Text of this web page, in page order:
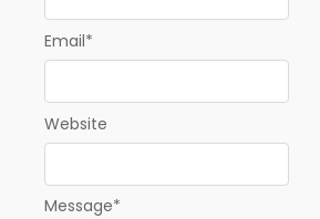
Message*
Email*
Website